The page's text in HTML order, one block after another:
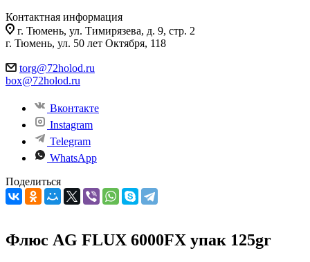
Контактная информация
г. Тюмень, ул. Тимирязева, д. 9, стр. 2
г. Тюмень, ул. 50 лет Октября, 118
torg@72holod.ru
box@72holod.ru
Вконтакте
Instagram
Telegram
WhatsApp
Поделиться
Флюс AG FLUX 6000FX упак 125gr